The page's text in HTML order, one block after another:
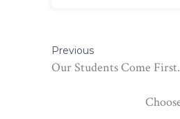
Previous
Our Students Come First.